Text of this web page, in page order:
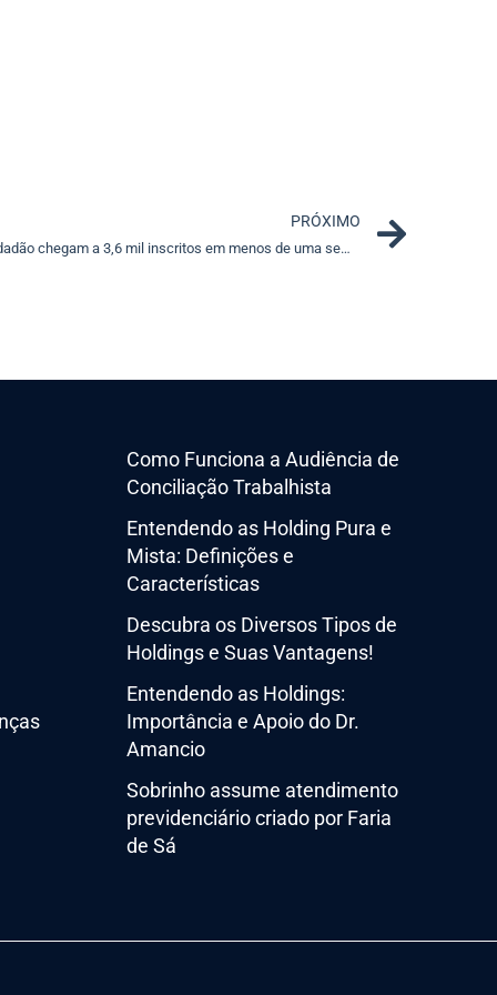
PRÓXIMO
STF Educa: cursos online abertos ao cidadão chegam a 3,6 mil inscritos em menos de uma semana
Como Funciona a Audiência de
Conciliação Trabalhista
Entendendo as Holding Pura e
Mista: Definições e
Características
Descubra os Diversos Tipos de
Holdings e Suas Vantagens!
Entendendo as Holdings:
Importância e Apoio do Dr.
Amancio
Sobrinho assume atendimento
previdenciário criado por Faria
de Sá